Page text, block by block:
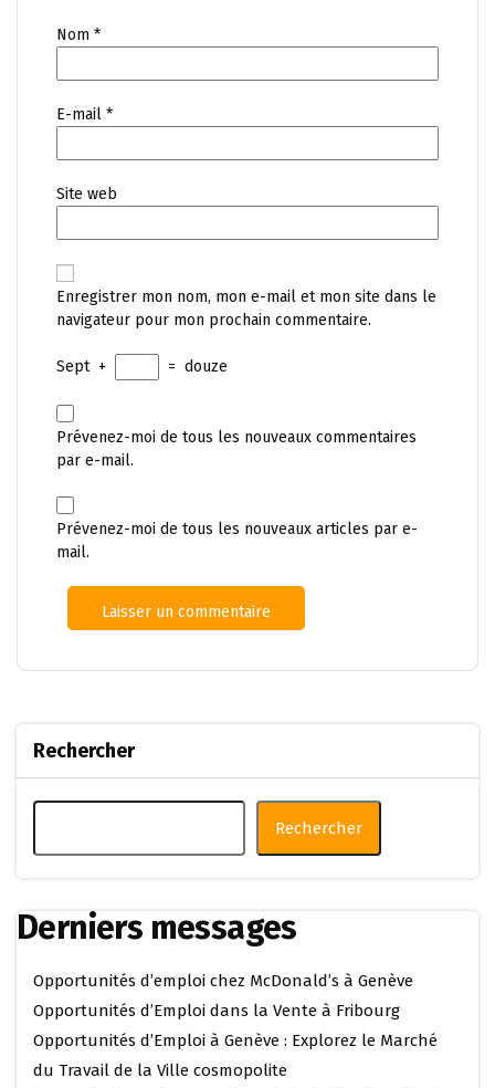
Nom *
E-mail *
Site web
Enregistrer mon nom, mon e-mail et mon site dans le
navigateur pour mon prochain commentaire.
Sept + = douze
Prévenez-moi de tous les nouveaux commentaires
par e-mail.
Prévenez-moi de tous les nouveaux articles par e-
mail.
Rechercher
Rechercher
Derniers messages
Opportunités d’emploi chez McDonald’s à Genève
Opportunités d’Emploi dans la Vente à Fribourg
Opportunités d’Emploi à Genève : Explorez le Marché
du Travail de la Ville cosmopolite